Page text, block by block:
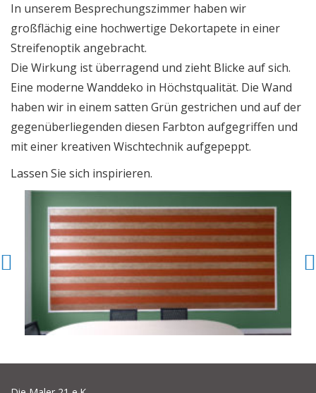
Bodenbeschichtung
Mauerwerksabdichtung
Referenzen
In unserem Besprechungszimmer haben wir
großflächig eine hochwertige Dekortapete in einer
Streifenoptik angebracht.
Die Wirkung ist überragend und zieht Blicke auf sich.
Eine moderne Wanddeko in Höchstqualität. Die Wand
haben wir in einem satten Grün gestrichen und auf der
gegenüberliegenden diesen Farbton aufgegriffen und
mit einer kreativen Wischtechnik aufgepeppt.
Lassen Sie sich inspirieren.
Previous